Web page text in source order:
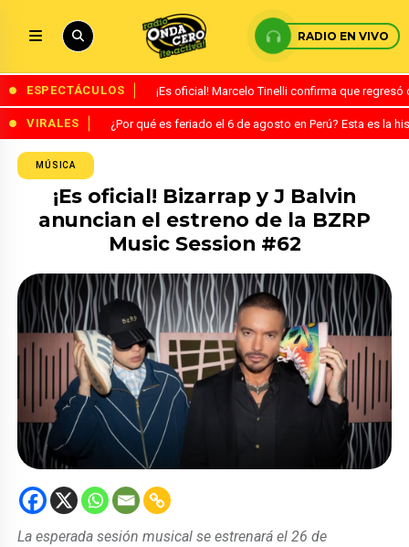
RADIO EN VIVO
ESPECTÁCULOS ¡Es oficial! Marcelo Tinelli confirma que
VIRALES ¿Por qué es feriado el 6 de agosto en Perú? Esta es la
MÚSICA
¡Es oficial! Bizarrap y J Balvin
anuncian el estreno de la BZRP
Music Session #62
La esperada sesión musical se estrenará el 26 de